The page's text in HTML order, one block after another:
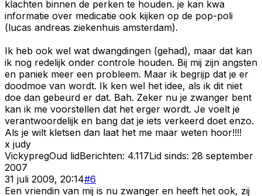
klachten binnen de perken te houden. je kan kwa
informatie over medicatie ook kijken op de pop-poli
(lucas andreas ziekenhuis amsterdam).
Ik heb ook wel wat dwangdingen (gehad), maar dat kan
ik nog redelijk onder controle houden. Bij mij zijn angsten
en paniek meer een probleem. Maar ik begrijp dat je er
doodmoe van wordt. Ik ken wel het idee, als ik dit niet
doe dan gebeurd er dat. Bah. Zeker nu je zwanger bent
kan ik me voorstellen dat het erger wordt. Je voelt je
verantwoordelijk en bang dat je iets verkeerd doet enzo.
Als je wilt kletsen dan laat het me maar weten hoor!!!!
x judy
VickypregOud lidBerichten: 4.117Lid sinds: 28 september
2007
31 juli 2009, 20:14#6
Een vriendin van mij is nu zwanger en heeft het ook, zij